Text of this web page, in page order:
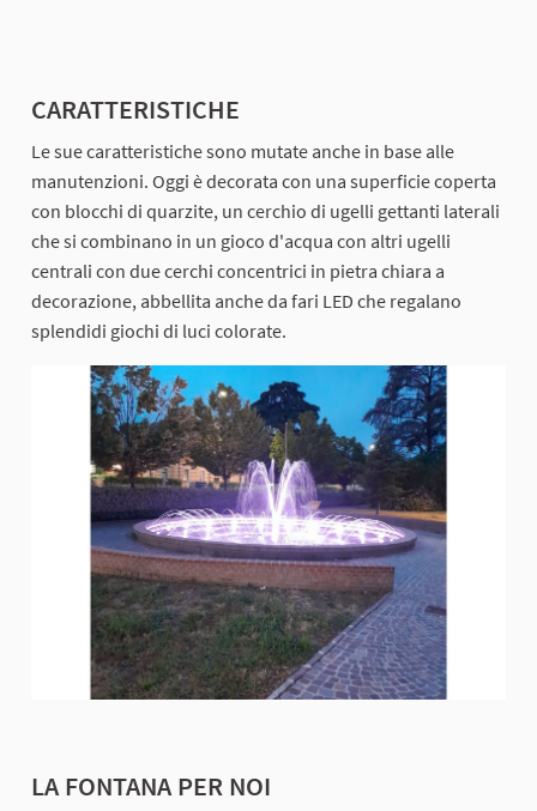
CARATTERISTICHE
Le sue caratteristiche sono mutate anche in base alle
manutenzioni. Oggi è decorata con una superficie coperta
con blocchi di quarzite, un cerchio di ugelli gettanti laterali
che si combinano in un gioco d'acqua con altri ugelli
centrali con due cerchi concentrici in pietra chiara a
decorazione, abbellita anche da fari LED che regalano
splendidi giochi di luci colorate.
LA FONTANA PER NOI